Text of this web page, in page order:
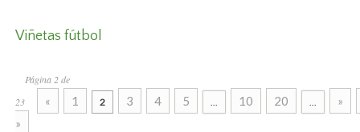
Viñetas fútbol
Página 2 de
23
« 1 2 3 4 5 ... 10 20 ...
»
»